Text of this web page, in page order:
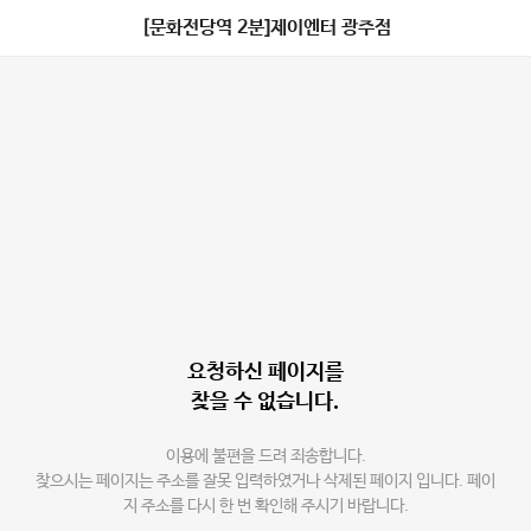
[문화전당역 2분]제이엔터 광주점
요청하신 페이지를
찾을 수 없습니다.
이용에 불편을 드려 죄송합니다.
찾으시는 페이지는 주소를 잘못 입력하였거나 삭제된 페이지 입니다. 페이
지 주소를 다시 한 번 확인해 주시기 바랍니다.